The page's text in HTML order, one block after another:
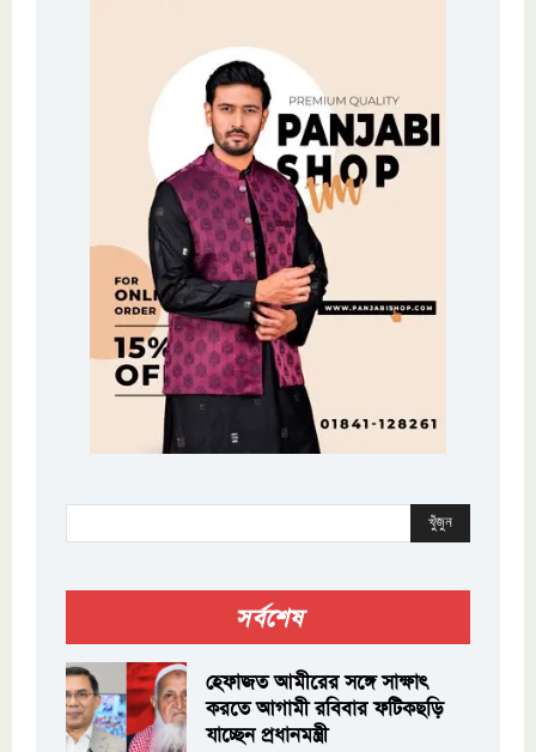
খুঁজুন
সর্বশেষ
হেফাজত আমীরের সঙ্গে সাক্ষাৎ
করতে আগামী রবিবার ফটিকছড়ি
যাচ্ছেন প্রধানমন্ত্রী